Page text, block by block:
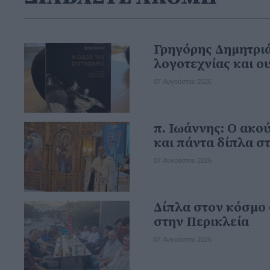
Γρηγόρης
λογοτεχνίας και
07 Αυγούστου 2026
π. Ιωάννης: Ο
και πάντα δίπλα
07 Αυγούστου 2026
Δίπλα στον κόσμο
στην Περικλεία
07 Αυγούστου 2026